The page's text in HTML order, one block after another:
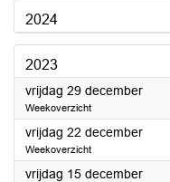
2024
2023
vrijdag 29 december2023
Weekoverzicht
vrijdag 22 december2023
Weekoverzicht
vrijdag 15 december2023